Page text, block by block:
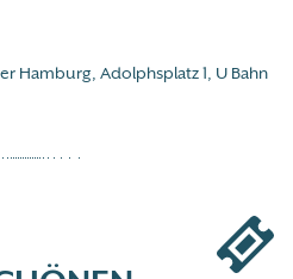
Hamburg, Adolphsplatz 1, U Bahn